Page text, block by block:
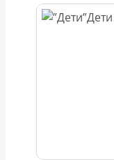
Дети